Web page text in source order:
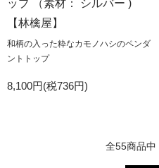
ップ （素材： シルバー )
【林檎屋】
和柄の入った粋なカモノハシのペンダ
ントトップ
8,100円(税736円)
全55商品中